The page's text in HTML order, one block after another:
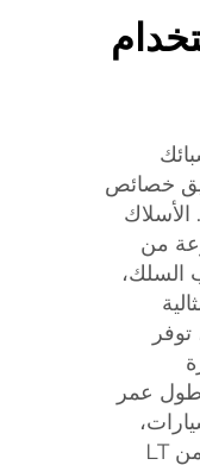
خصائص
الأسلاك
من
السلك،
طول عمر
وأنظمة الطاقة الخضراء. لا شك أنه باستخدام سلك سبائك الألمنيوم من LT